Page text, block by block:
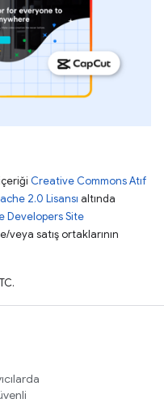
Creative Commons Atıf
2.0 Lisansı altında
Developers Site
veya satış ortaklarının